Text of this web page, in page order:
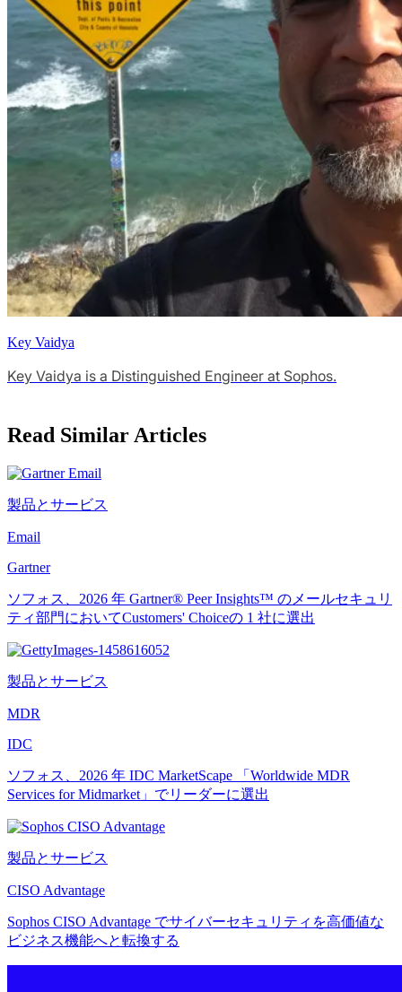
Key Vaidya
Key Vaidya is a Distinguished Engineer at Sophos.
Read Similar Articles
製品とサービス
Email
Gartner
ソフォス、2026 年 Gartner® Peer Insights™ のメールセキュリ
ティ部門においてCustomers' Choiceの 1 社に選出
製品とサービス
MDR
IDC
ソフォス、2026 年 IDC MarketScape 「Worldwide MDR
Services for Midmarket」でリーダーに選出
製品とサービス
CISO Advantage
Sophos CISO Advantage でサイバーセキュリティを高価値な
ビジネス機能へと転換する